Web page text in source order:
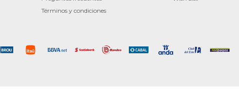
Términos y condiciones